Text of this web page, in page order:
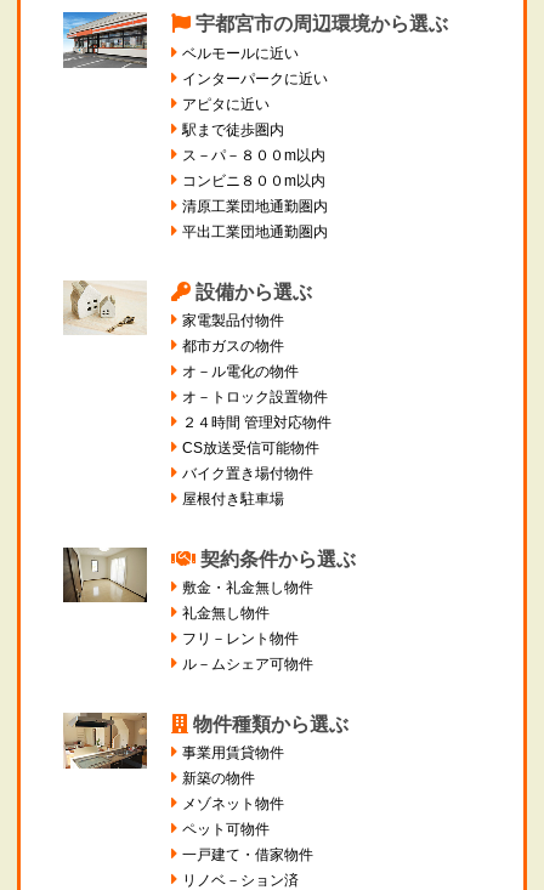
宇都宮市の周辺環境から選ぶ
ベルモールに近い
インターパークに近い
アピタに近い
駅まで徒歩圏内
ス－パ－８００m以内
コンビニ８００m以内
清原工業団地通勤圏内
平出工業団地通勤圏内
設備から選ぶ
家電製品付物件
都市ガスの物件
オ－ル電化の物件
オ－トロック設置物件
２４時間 管理対応物件
CS放送受信可能物件
バイク置き場付物件
屋根付き駐車場
契約条件から選ぶ
敷金・礼金無し物件
礼金無し物件
フリ－レント物件
ル－ムシェア可物件
物件種類から選ぶ
事業用賃貸物件
新築の物件
メゾネット物件
ペット可物件
一戸建て・借家物件
リノベ－ション済